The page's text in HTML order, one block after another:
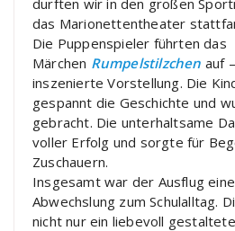
durften wir in den großen
das Marionettentheater
Die Puppenspieler führten das
Märchen Rumpelstilzchen auf
inszenierte Vorstellung. Die
gespannt die Geschichte und
gebracht. Die unterhaltsame
voller Erfolg und sorgte für
Zuschauern.
Insgesamt war der Ausflug
Abwechslung zum Schulalltag.
nicht nur ein liebevoll